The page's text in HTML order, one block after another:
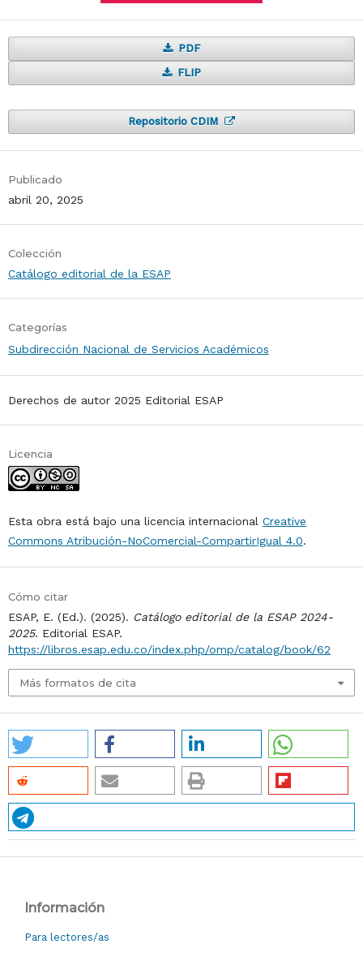
PDF
FLIP
Repositorio CDIM
Publicado
abril 20, 2025
Colección
Catálogo editorial de la ESAP
Categorías
Subdirección Nacional de Servicios Académicos
Derechos de autor 2025 Editorial ESAP
Licencia
Esta obra está bajo una licencia internacional Creative
Commons Atribución-NoComercial-CompartirIgual 4.0.
Cómo citar
ESAP, E. (Ed.). (2025). Catálogo editorial de la ESAP 2024-
2025. Editorial ESAP.
https://libros.esap.edu.co/index.php/omp/catalog/book/62
Más formatos de cita
Información
Para lectores/as